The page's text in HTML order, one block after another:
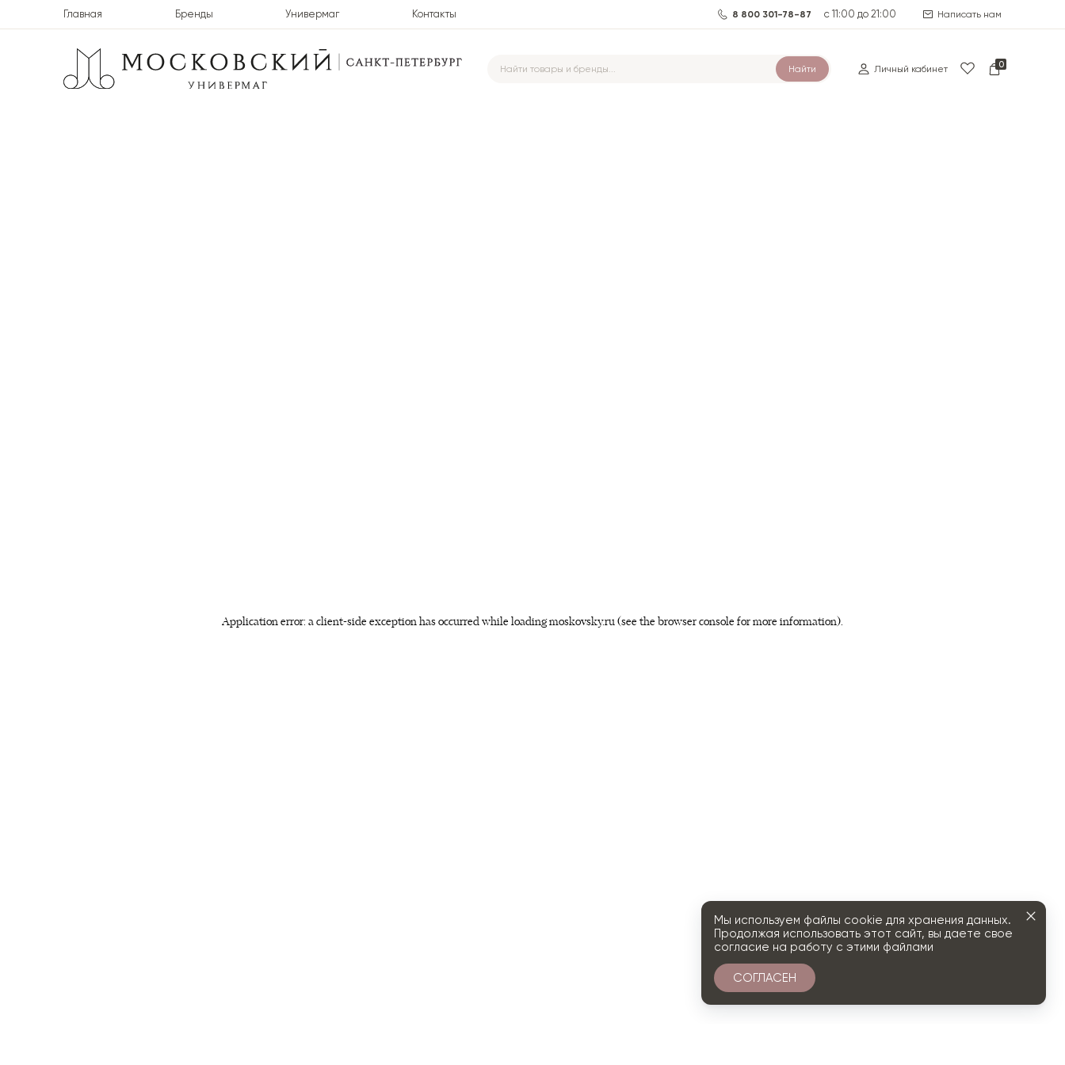
Главная Бренды Универмаг Контакты 8 800 301-78-87 с 11:00 до 21:00 Написать нам
Найти Личный кабинет 0
Application error: a client-side exception has occurred while loadingmoskovsky.ru (see the browser console for more information).
Мы используем файлы cookie для хранения данных.
Продолжая использовать этот сайт, вы даете свое
согласие на работу с этими файлами
СОГЛАСЕН